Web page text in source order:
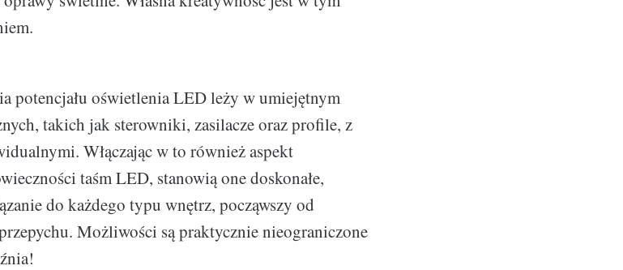
potencjału oświetlenia LED leży w umiejętnym
takich jak sterowniki, zasilacze oraz profile, z
Włączając w to również aspekt
taśm LED, stanowią one doskonałe,
do każdego typu wnętrz, począwszy od
Możliwości są praktycznie nieograniczone